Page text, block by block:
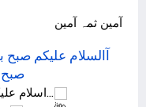
آمین ثمہ آمین
اسلام علیکم و رحمتہ اللہ وبرکاتہ...